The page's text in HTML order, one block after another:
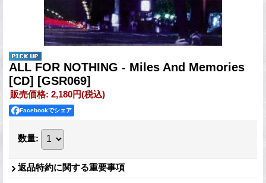
ALL FOR NOTHING - Miles And Memories
[CD] [GSR069]
販売価格: 2,180円(税込)
Facebookでシェア
数量:
返品特約に関する重要事項